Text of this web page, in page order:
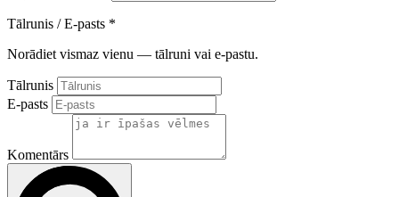
Tālrunis / E-pasts *
Norādiet vismaz vienu — tālruni vai e-pastu.
Tālrunis
E-pasts
Komentārs